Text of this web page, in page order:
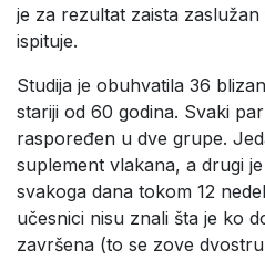
je za rezultat zaista
ispituje.
Studija je obuhvatila 36
stariji od 60 godina. Svaki
raspoređen u dve grupe.
suplement vlakana, a drugi
svakoga dana tokom 12
učesnici nisu znali šta je ko
završena (to se zove